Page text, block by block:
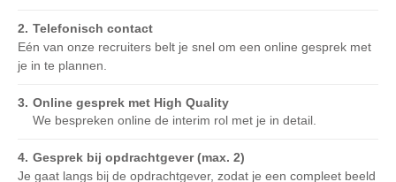
Telefonisch contact
Eén van onze recruiters belt je snel om een online gesprek met
je in te plannen.
Online gesprek met High Quality
We bespreken online de interim rol met je in detail.
Gesprek bij opdrachtgever (max. 2)
Je gaat langs bij de opdrachtgever, zodat je een compleet beeld